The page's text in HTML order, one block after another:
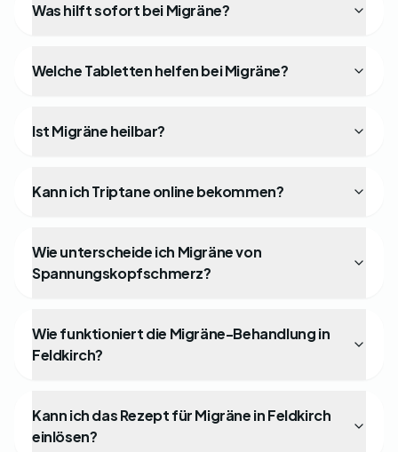
Was hilft sofort bei Migräne?
Welche Tabletten helfen bei Migräne?
Ist Migräne heilbar?
Kann ich Triptane online bekommen?
Wie unterscheide ich Migräne von
Spannungskopfschmerz?
Wie funktioniert die Migräne-Behandlung in
Feldkirch?
Kann ich das Rezept für Migräne in Feldkirch
einlösen?